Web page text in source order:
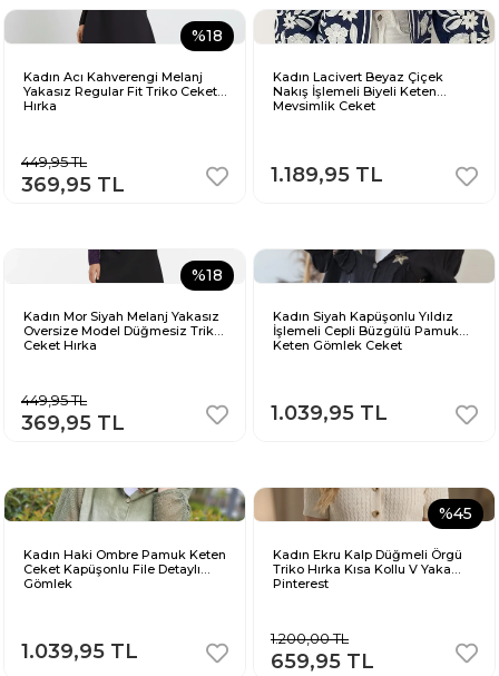
%18
Kadın Acı Kahverengi Melanj
Yakasız Regular Fit Triko Ceket
Hırka
449,95 TL
369,95 TL
Kadın Lacivert Beyaz Çiçek
Nakış İşlemeli Biyeli Keten
Mevsimlik Ceket
1.189,95 TL
%18
Kadın Mor Siyah Melanj Yakasız
Oversize Model Düğmesiz Triko
Ceket Hırka
449,95 TL
369,95 TL
Kadın Siyah Kapüşonlu Yıldız
İşlemeli Cepli Büzgülü Pamuk
Keten Gömlek Ceket
1.039,95 TL
Kadın Haki Ombre Pamuk Keten
Ceket Kapüşonlu File Detaylı
Gömlek
1.039,95 TL
%45
Kadın Ekru Kalp Düğmeli Örgü
Triko Hırka Kısa Kollu V Yaka
Pinterest
1.200,00 TL
659,95 TL